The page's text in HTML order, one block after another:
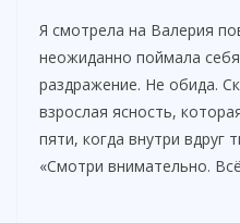
Я смотрела на Валерия
неожиданно поймала
раздражение. Не обида.
взрослая ясность,
пяти, когда внутри вдруг
«Смотри внимательно.